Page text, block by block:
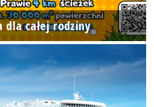
dla całej rodziny